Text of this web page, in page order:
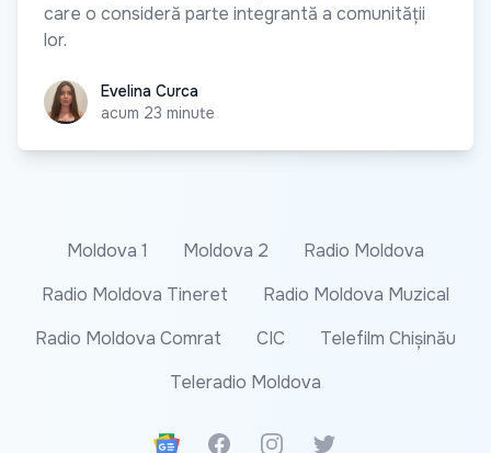
care o consideră parte integrantă a comunității
lor.
Evelina CurcaEvelina Curca
acum 23 minute
Moldova 1 Moldova 2
Radio Moldova
Radio Moldova Tineret
Radio Moldova Muzical
Radio Moldova Comrat
CIC
Telefilm Chișinău
Teleradio Moldova
Google News
FacebookInstagramTwitter